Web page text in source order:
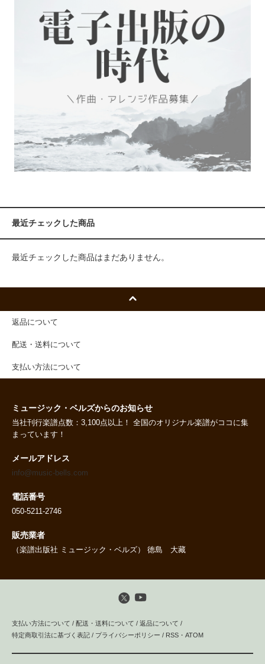
最近チェックした商品
最近チェックした商品はまだありません。
返品について
配送・送料について
支払い方法について
ミュージック・ベルズからのお知らせ
当社刊行楽譜点数：3,100点以上！ 全国のオリジナル楽譜がココに集
まっています！
メールアドレス
info@music-bells.com
電話番号
050-5211-2746
販売業者
（楽譜出版社 ミュージック・ベルズ） 徳島 大藏
支払い方法について / 配送・送料について / 返品について /
特定商取引法に基づく表記 / プライバシーポリシー / RSS ・ ATOM